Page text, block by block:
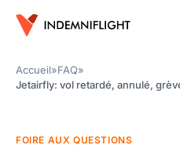
Accueil»FAQ»
Jetairfly: vol retardé, annulé,
FOIRE AUX QUESTIONS